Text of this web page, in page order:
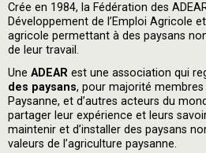
Crée en 1984, la Fédération des
Développement de l’Emploi Agricole
agricole permettant à des paysans
de leur travail.
Une ADEAR est une association qui
des paysans, pour majorité
Paysanne, et d’autres acteurs du
partager leur expérience et leurs
maintenir et d’installer des paysans
valeurs de l’agriculture paysanne.